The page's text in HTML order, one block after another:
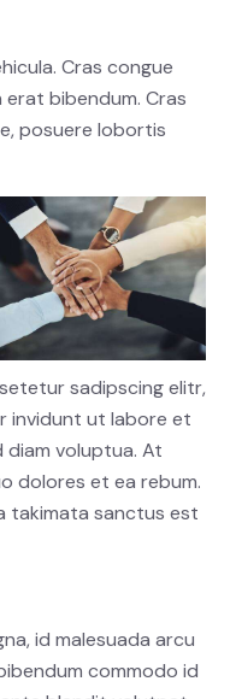
Cras congue
bibendum. Cras
posuere lobortis
sadipscing elitr,
invidunt ut labore et
diam voluptua. At
dolores et ea rebum.
takimata sanctus est
id malesuada arcu
commodo id